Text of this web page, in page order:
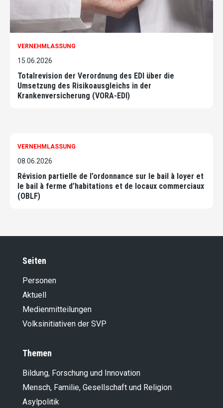
VERNEHMLASSUNG
15.06.2026
Totalrevision der Verordnung des EDI über die
Umsetzung des Risikoausgleichs in der
Krankenversicherung (VORA-EDI)
VERNEHMLASSUNG
08.06.2026
Révision partielle de l’ordonnance sur le bail à loyer et
le bail à ferme d’habitations et de locaux commerciaux
(OBLF)
Seiten
Personen
Aktuell
Medienmitteilungen
Volksinitiativen der SVP
Themen
Bildung, Forschung und Innovation
Mensch, Familie, Gesellschaft und Religion
Asylpolitik